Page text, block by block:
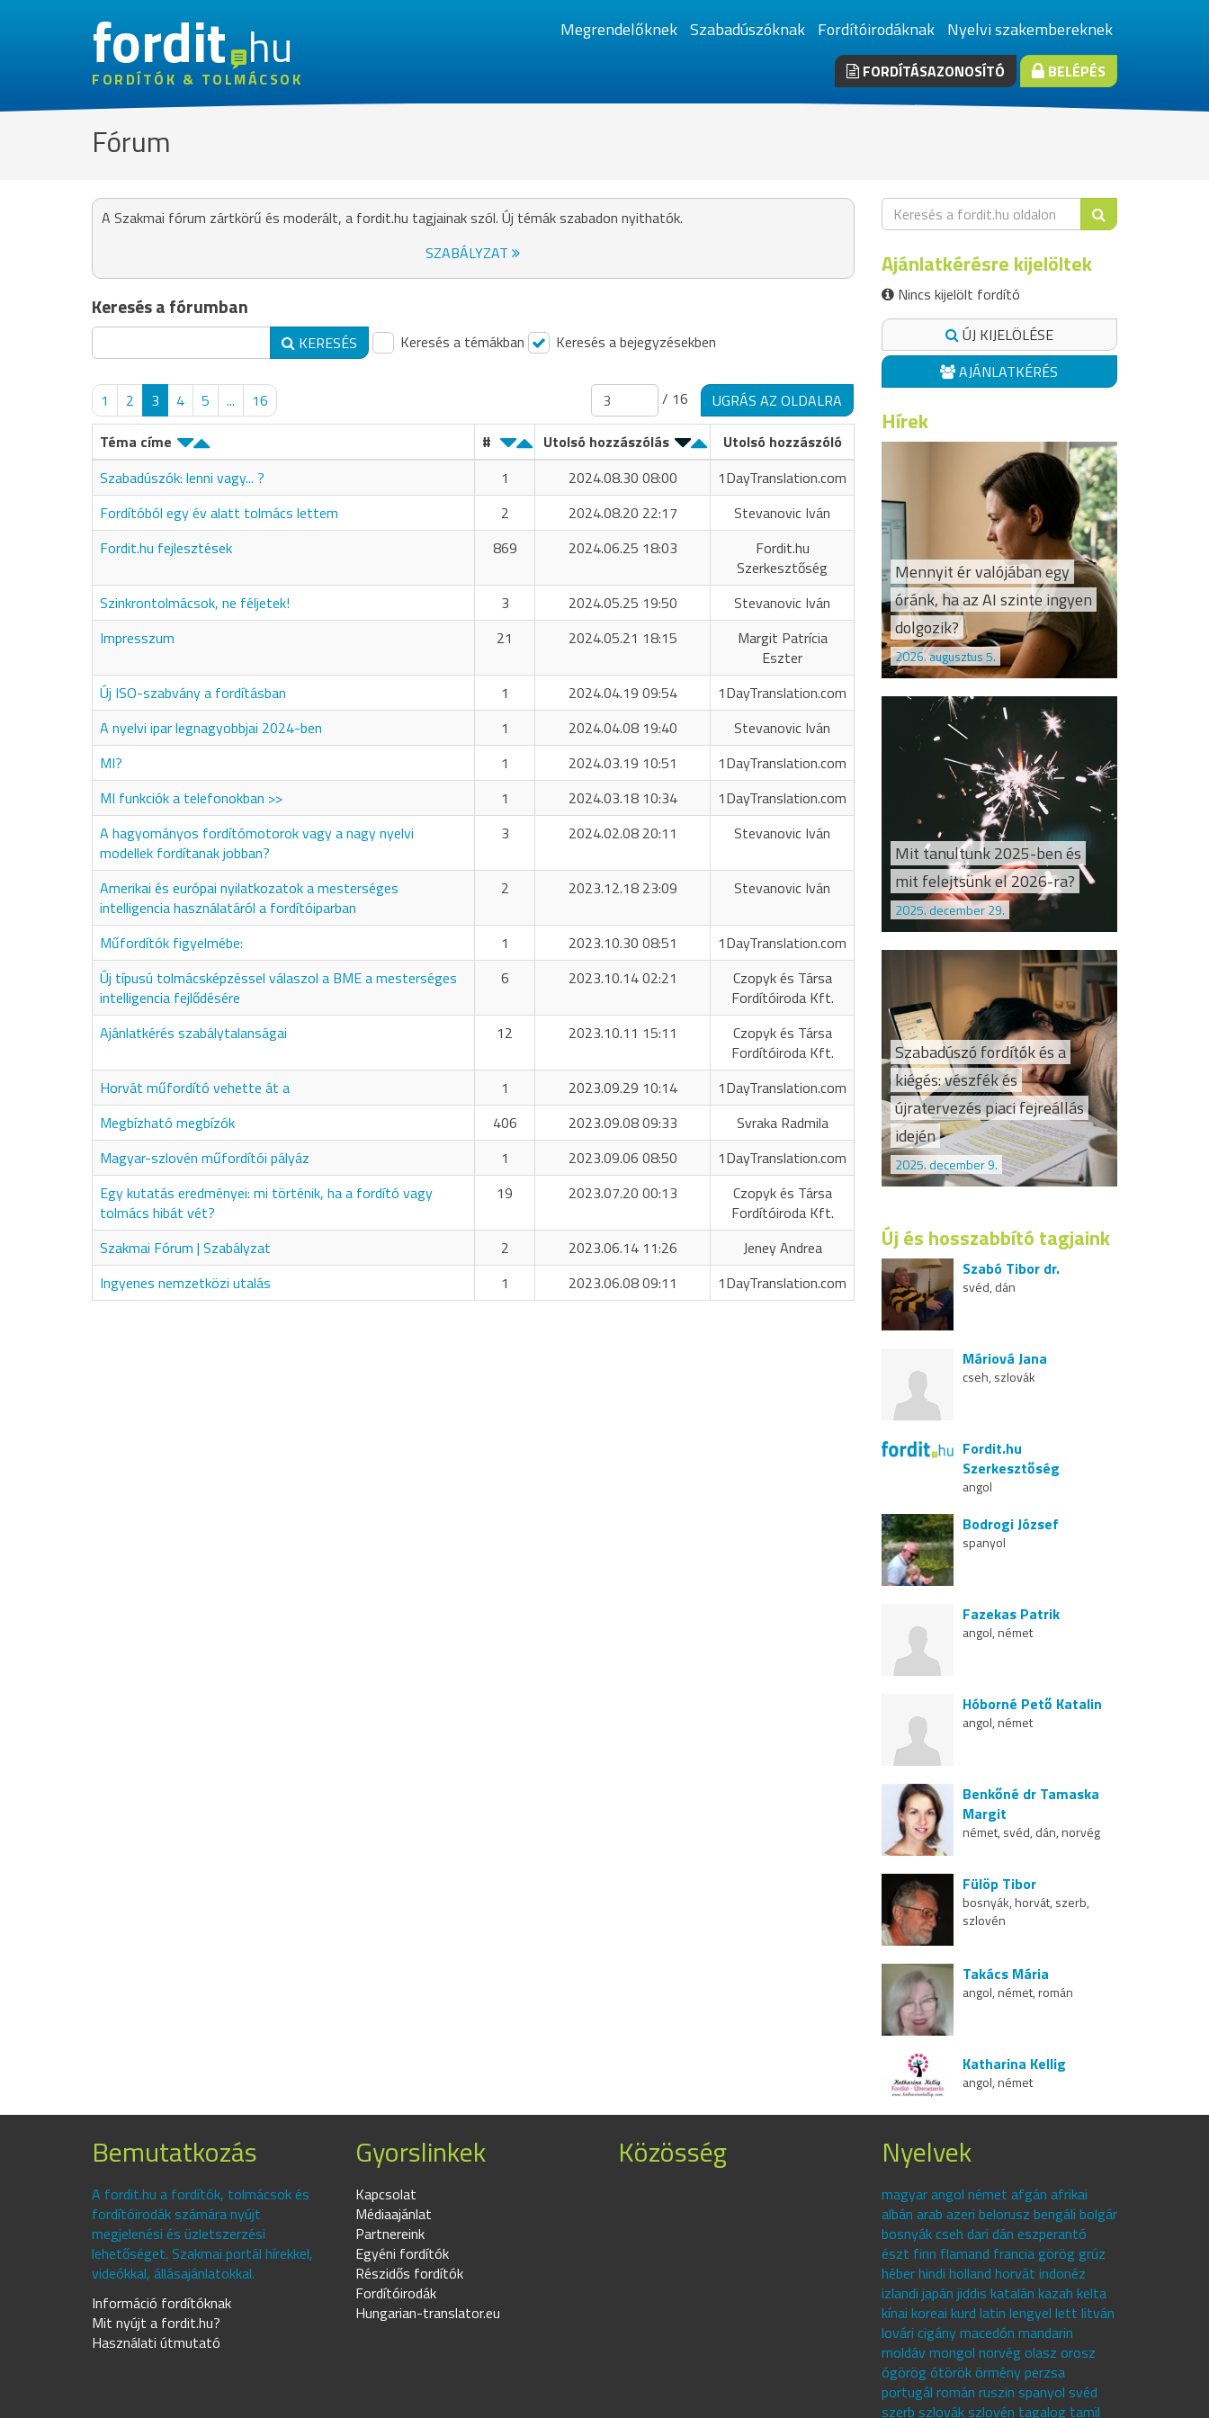
fordithu
FORDÍTÓK & TOLMÁCSOK
Megrendelőknek Szabadúszóknak Fordítóirodáknak Nyelvi szakembereknek
FORDÍTÁSAZONOSÍTÓ BELÉPÉS
Fórum
A Szakmai fórum zártkörű és moderált, a fordit.hu tagjainak szól. Új témák szabadon nyithatók.
SZABÁLYZAT
Keresés a fórumban
KERESÉS Keresés a témákban Keresés a bejegyzésekben
1 2 3 4 5 ... 16 / 16
UGRÁS AZ OLDALRA
Téma címe
# Utolsó hozzászólás
Utolsó hozzászóló
Szabadúszók: lenni vagy... ?
1 2024.08.30 08:00
1DayTranslation.com
Fordítóból egy év alatt tolmács lettem
2 2024.08.20 22:17
Stevanovic Iván
Fordit.hu fejlesztések
869 2024.06.25 18:03
Fordit.hu
Szerkesztőség
Szinkrontolmácsok, ne féljetek!
3 2024.05.25 19:50
Stevanovic Iván
Impresszum
21 2024.05.21 18:15
Margit Patrícia
Eszter
Új ISO-szabvány a fordításban
1 2024.04.19 09:54
1DayTranslation.com
A nyelvi ipar legnagyobbjai 2024-ben
1 2024.04.08 19:40
Stevanovic Iván
MI?
1 2024.03.19 10:51
1DayTranslation.com
MI funkciók a telefonokban >>
1 2024.03.18 10:34
1DayTranslation.com
A hagyományos fordítómotorok vagy a nagy nyelvi
modellek fordítanak jobban?
3 2024.02.08 20:11 Stevanovic Iván
Amerikai és európai nyilatkozatok a mesterséges
intelligencia használatáról a fordítóiparban
2 2023.12.18 23:09 Stevanovic Iván
Műfordítók figyelmébe: 1 2023.10.30 08:51
1DayTranslation.com
Új típusú tolmácsképzéssel válaszol a BME a mesterséges
intelligencia fejlődésére
6 2023.10.14 02:21
Czopyk és Társa
Fordítóiroda Kft.
Ajánlatkérés szabálytalanságai
12 2023.10.11 15:11
Czopyk és Társa
Fordítóiroda Kft.
Horvát műfordító vehette át a
1 2023.09.29 10:14
1DayTranslation.com
Megbízható megbízók
406 2023.09.08 09:33
Svraka Radmila
Magyar-szlovén műfordítói pályáz
1 2023.09.06 08:50
1DayTranslation.com
Egy kutatás eredményei: mi történik, ha a fordító vagy
tolmács hibát vét?
19 2023.07.20 00:13
Czopyk és Társa
Fordítóiroda Kft.
Szakmai Fórum | Szabályzat
2 2023.06.14 11:26
Jeney Andrea
Ingyenes nemzetközi utalás
1 2023.06.08 09:11 1DayTranslation.com
Ajánlatkérésre kijelöltek
Nincs kijelölt fordító
ÚJ KIJELÖLÉSE
AJÁNLATKÉRÉS
Hírek
Mennyit ér valójában egy
óránk, ha az AI szinte ingyen
dolgozik?
2026. augusztus 5.
Mit tanultunk 2025-ben és
mit felejtsünk el 2026-ra?
2025. december 29.
Szabadúszó fordítók és a
kiégés: vészfék és
újratervezés piaci fejreállás
idején
2025. december 9.
Új és hosszabbító tagjaink
Szabó Tibor dr.
svéd, dán
Máriová Jana
cseh, szlovák
Fordit.hu
Szerkesztőség
angol
Bodrogi József
spanyol
Fazekas Patrik
angol, német
Hóborné Pető Katalin
angol, német
Benkőné dr Tamaska
Margit
német, svéd, dán, norvég
Fülöp Tibor
bosnyák, horvát, szerb,
szlovén
Takács Mária
angol, német, román
Katharina Kellig
angol, német
Bemutatkozás
A fordit.hu a fordítók, tolmácsok és
fordítóirodák számára nyújt
megjelenési és üzletszerzési
lehetőséget. Szakmai portál hírekkel,
videókkal, állásajánlatokkal.
Információ fordítóknak
Mit nyújt a fordit.hu?
Használati útmutató
Gyorslinkek
Kapcsolat
Médiaajánlat
Partnereink
Egyéni fordítók
Részidős fordítók
Fordítóirodák
Hungarian-translator.eu
Közösség Nyelvek
magyar angol német afgán afrikai
albán arab azeri belorusz bengáli bolgár
bosnyák cseh dari dán eszperantó
észt finn flamand francia görög grúz
héber hindi holland horvát indonéz
izlandi japán jiddis katalán kazah kelta
kínai koreai kurd latin lengyel lett litván
lovári cigány macedón mandarin
moldáv mongol norvég olasz orosz
ógörög ótörök örmény perzsa
portugál román ruszin spanyol svéd
szerb szlovák szlovén tagalog tamil